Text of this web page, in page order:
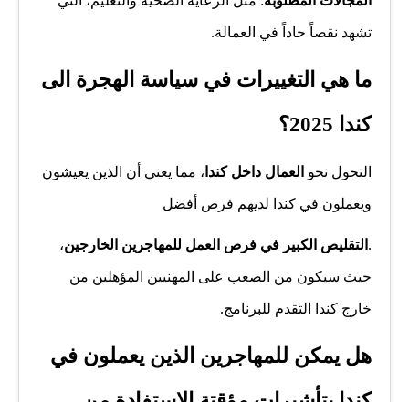
تشهد نقصاً حاداً في العمالة.
ما هي التغييرات في سياسة الهجرة الى
كندا 2025؟
التحول نحو العمال داخل كندا ، مما يعني أن الذين يعيشون
ويعملون في كندا لديهم فرص أفضل
. التقليص الكبير في فرص العمل للمهاجرين الخارجين،
حيث سيكون من الصعب على المهنيين المؤهلين من
خارج كندا التقدم للبرنامج.
هل يمكن للمهاجرين الذين يعملون في